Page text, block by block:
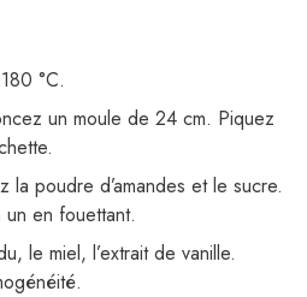
°C.
un moule de 24 cm. Piquez
la poudre d’amandes et le sucre.
en fouettant.
le miel, l’extrait de vanille.